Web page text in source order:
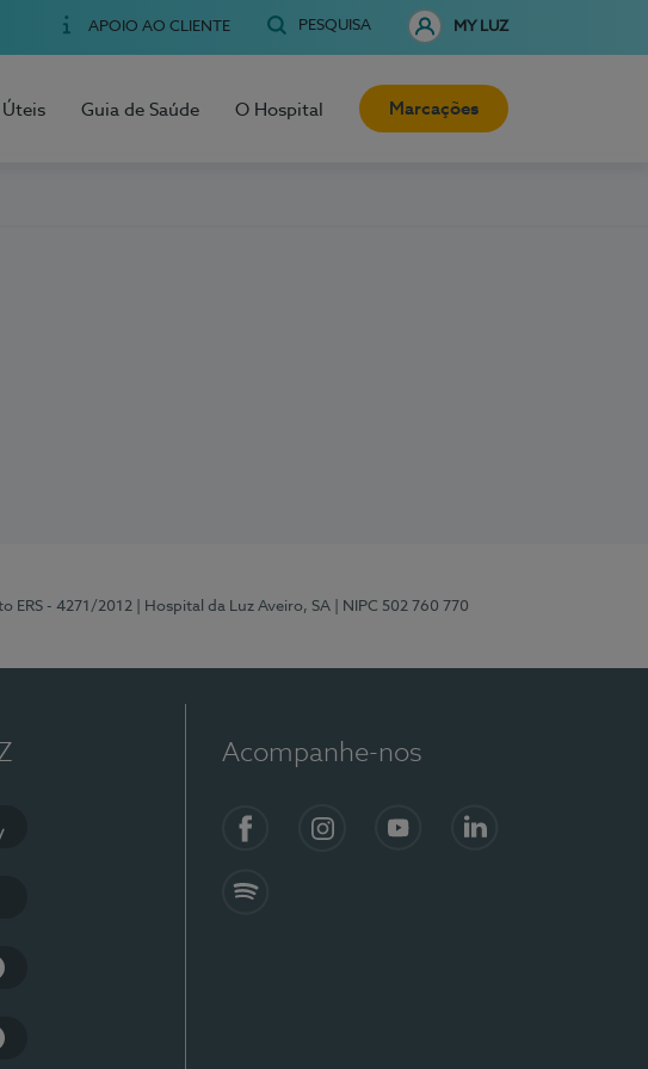
APOIO AO CLIENTE PESQUISA MY LUZ
Úteis Guia de Saúde O Hospital Marcações
ERS - 4271/2012 | Hospital da Luz Aveiro, SA | NIPC 502 760 770
Acompanhe-nos